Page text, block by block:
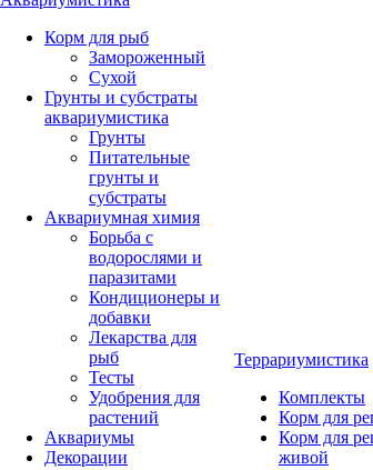
Корм для рыб
Замороженный
Сухой
Грунты и субстраты
аквариумистика
Грунты
Питательные
грунты и
субстраты
Аквариумная химия
Борьба с
водорослями и
паразитами
Кондиционеры и
добавки
Лекарства для
рыб
Тесты
Удобрения для
растений
Аквариумы
Декорации
Террариумистика
Комплекты
Корм для
Корм для
живой